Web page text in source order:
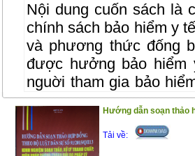
Nội dung cuốn sách là
chính sách bảo hiểm y
và phương thức đống
được hưởng bảo hiểm
nguời tham gia bảo
bệnh bảo hiểm y tế;
các bên liên quan đến
Cuốn sách gồm 2 phần :
Hướng dẫn soạn thảo
Tải về: